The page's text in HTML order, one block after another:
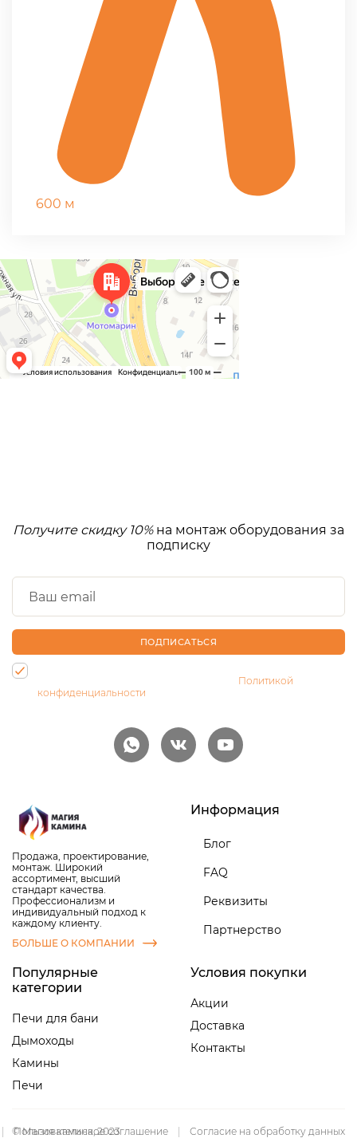
600 м
Получите скидку 10%на монтаж оборудования за
подписку
ПОДПИСАТЬСЯ
Политикой
конфиденциальности
Продажа, проектирование,
монтаж. Широкий
ассортимент, высший
стандарт качества.
Профессионализм и
индивидуальный подход к
каждому клиенту.
БОЛЬШЕ О КОМПАНИИ
Информация
Блог
FAQ
Реквизиты
Партнерство
Популярные
категории
Печи для бани
Дымоходы
Камины
Печи
Условия покупки
Акции
Доставка
Контакты
© Магия камина, 2023
Пользовательское соглашение Согласие на обработку данных